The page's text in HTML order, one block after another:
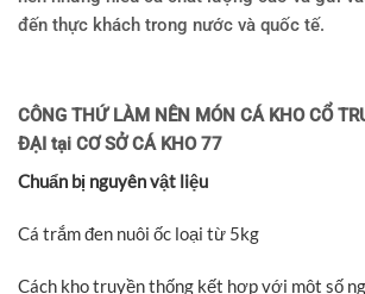
đến thực khách trong nước và quốc tế.
CÔNG THỨ LÀM NÊN MÓN CÁ KHO CỔ
ĐẠI tại CƠ SỞ CÁ KHO 77
Chuẩn bị nguyên vật liệu
Cá trắm đen nuôi ốc loại từ 5kg
Cách kho truyền thống kết hợp với một số